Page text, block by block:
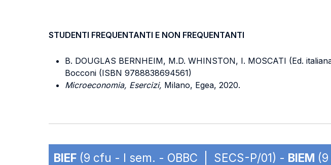
STUDENTI FREQUENTANTI E NON FREQUENTANTI
B. DOUGLAS BERNHEIM, M.D. WHINSTON, I. MOSCATI (Ed.
Bocconi (ISBN 9788838694561)
Microeconomia, Esercizi, Milano, Egea, 2020.
BIEF (9 cfu - I sem. - OBBC | SECS-P/01) - BIEM